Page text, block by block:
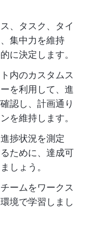
ス、タスク、タイ
集中力を維持
に決定します。
内のカスタムス
を利用して、進
認し、計画通り
を維持します。
進捗状況を測定
ために、達成可
しょう。
チームをワークス
境で学習しまし